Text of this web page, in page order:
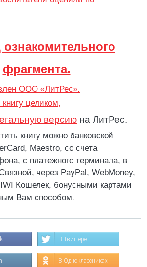
ознакомительного
фрагмента.
ООО «ЛитРес».
целиком,
версию на ЛитРес.
книгу можно банковской
Maestro, со счета
с платежного терминала, в
через PayPal, WebMoney,
Кошелек, бонусными картами
Вам способом.
В Твиттере
В Одноклассниках